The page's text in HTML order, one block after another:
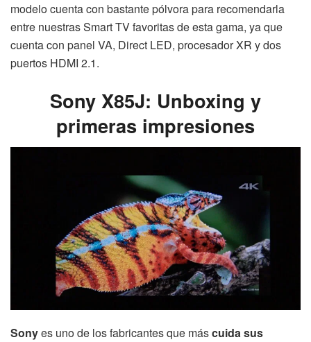
modelo cuenta con bastante pólvora para recomendarla
entre nuestras Smart TV favoritas de esta gama, ya que
cuenta con panel VA, Direct LED, procesador XR y dos
puertos HDMI 2.1.
Sony X85J: Unboxing y
primeras impresiones
Sonyes uno de los fabricantes que máscuida sus